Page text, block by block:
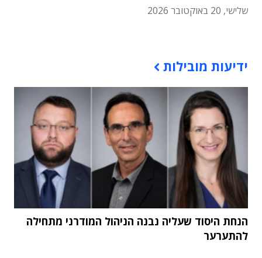
שלישי, 20 באוקטובר 2026
ידיעות מובילות
הנחת היסוד שעליה נבנה הניהול המודרני מתחילה
להתערער